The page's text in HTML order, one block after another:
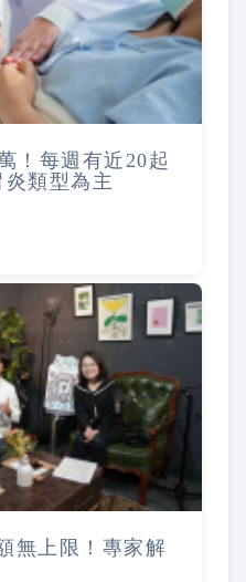
！每週有近20起
類型為主
無上限！專家解